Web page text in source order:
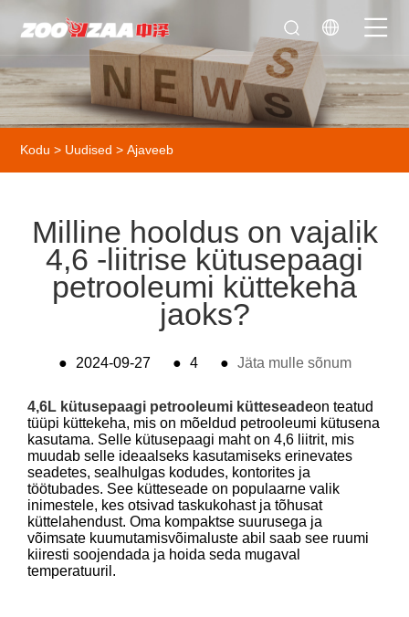
Kodu > Uudised >Ajaveeb
Milline hooldus on vajalik
4,6 -liitrise kütusepaagi
petrooleumi küttekeha
jaoks?
● 2024-09-27 ● 4 ● Jäta mulle sõnum
4,6L kütusepaagi petrooleumi kütteseadeon teatud
tüüpi küttekeha, mis on mõeldud petrooleumi kütusena
kasutama. Selle kütusepaagi maht on 4,6 liitrit, mis
muudab selle ideaalseks kasutamiseks erinevates
seadetes, sealhulgas kodudes, kontorites ja
töötubades. See kütteseade on populaarne valik
inimestele, kes otsivad taskukohast ja tõhusat
küttelahendust. Oma kompaktse suurusega ja
võimsate kuumutamisvõimaluste abil saab see ruumi
kiiresti soojendada ja hoida seda mugaval
temperatuuril.